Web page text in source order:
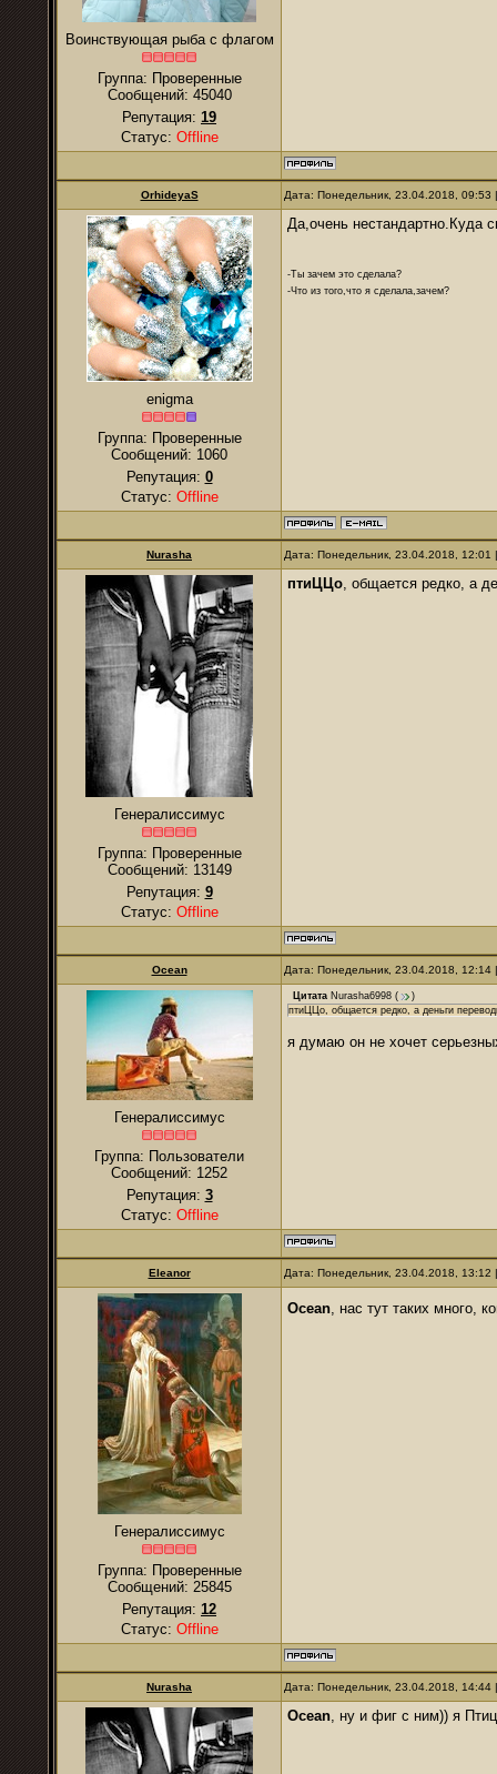
Воинствующая рыба с флагом
Группа: Проверенные
Сообщений: 45040
Репутация: 19
Статус: Offline
OrhideyaS Дата: Понедельник, 23.04.2018,
enigma
Группа: Проверенные
Сообщений: 1060
Репутация: 0
Статус: Offline
Да,очень нестандартно.Куда
-Ты зачем это сделала?
-Что из того,что я сделала,зачем?
Nurаsha Дата: Понедельник, 23.04.2018,
Генералиссимус
Группа: Проверенные
Сообщений: 13149
Репутация: 9
Статус: Offline
птиЦЦо, общается редко, а
Ocean Дата: Понедельник, 23.04.2018,
Генералиссимус
Группа: Пользователи
Сообщений: 1252
Репутация: 3
Статус: Offline
Цитата Nurasha6998 (
)
птиЦЦо, общается редко, а деньги
я думаю он не хочет
Eleanor Дата: Понедельник, 23.04.2018,
Генералиссимус
Группа: Проверенные
Сообщений: 25845
Репутация: 12
Статус: Offline
Ocean , нас тут таких много,
Nurаsha Дата: Понедельник, 23.04.2018,
Ocean, ну и фиг с ним)) я